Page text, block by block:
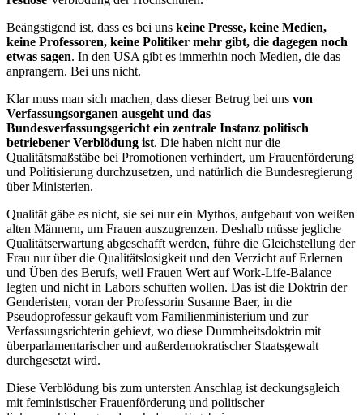
Beängstigend ist, dass es bei uns keine Presse, keine Medien,
keine Professoren, keine Politiker mehr gibt, die dagegen noch
etwas sagen. In den USA gibt es immerhin noch Medien, die das
anprangern. Bei uns nicht.
Klar muss man sich machen, dass dieser Betrug bei uns von
Verfassungsorganen ausgeht und das
Bundesverfassungsgericht ein zentrale Instanz politisch
betriebener Verblödung ist. Die haben nicht nur die
Qualitätsmaßstäbe bei Promotionen verhindert, um Frauenförderung
und Politisierung durchzusetzen, und natürlich die Bundesregierung
über Ministerien.
Qualität gäbe es nicht, sie sei nur ein Mythos, aufgebaut von weißen
alten Männern, um Frauen auszugrenzen. Deshalb müsse jegliche
Qualitätserwartung abgeschafft werden, führe die Gleichstellung der
Frau nur über die Qualitätslosigkeit und den Verzicht auf Erlernen
und Üben des Berufs, weil Frauen Wert auf Work-Life-Balance
legten und nicht in Labors schuften wollen. Das ist die Doktrin der
Genderisten, voran der Professorin Susanne Baer, in die
Pseudoprofessur gekauft vom Familienministerium und zur
Verfassungsrichterin gehievt, wo diese Dummheitsdoktrin mit
überparlamentarischer und außerdemokratischer Staatsgewalt
durchgesetzt wird.
Diese Verblödung bis zum untersten Anschlag ist deckungsgleich
mit feministischer Frauenförderung und politischer